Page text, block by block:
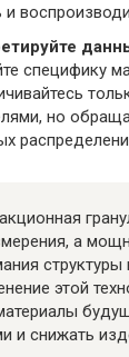
и
специфику
но
а
структуры
этой
и снижать